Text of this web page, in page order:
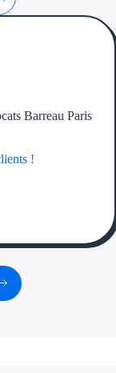
Aides Région
Aides Région
Aides Région
Aides Région
Aides Région
!